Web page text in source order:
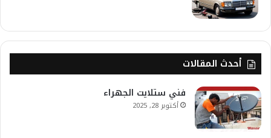
أحدث المقالات
فني ستلايت الجهراء
أكتوبر 28, 2025